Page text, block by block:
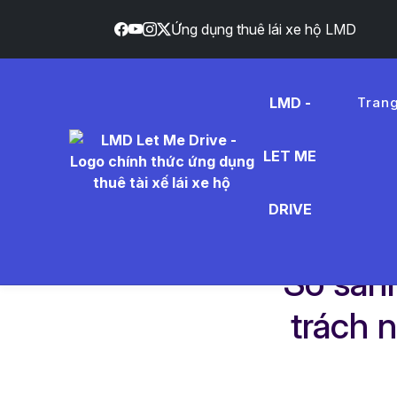
Ứng dụng thuê lái xe hộ LMD
LMD -
LET ME
DRIVE
So sánh bảo hiểm
So
trách